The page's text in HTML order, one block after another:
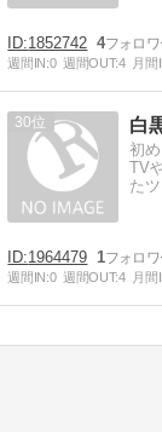
1852742 4
週間IN:0 週間OUT:4 月間
30 白
初
TV
た
1964479 1
週間IN:0 週間OUT:4 月間